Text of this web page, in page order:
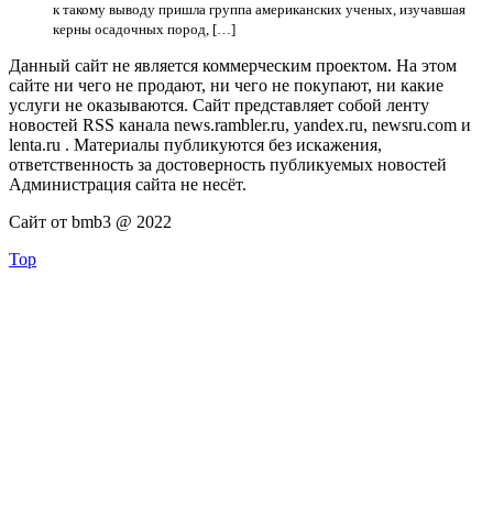
к такому выводу пришла группа американских ученых, изучавшая
керны осадочных пород, […]
Данный сайт не является коммерческим проектом. На этом
сайте ни чего не продают, ни чего не покупают, ни какие
услуги не оказываются. Сайт представляет собой ленту
новостей RSS канала news.rambler.ru, yandex.ru, newsru.com и
lenta.ru . Материалы публикуются без искажения,
ответственность за достоверность публикуемых новостей
Администрация сайта не несёт.
Сайт от bmb3 @ 2022
Top